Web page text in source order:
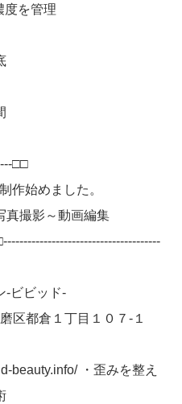
度を管理
□□
作始めました。
真撮影～動画編集
-ビビッド-
区都倉１丁目１０７-１
beauty.info/ ・歪みを整え